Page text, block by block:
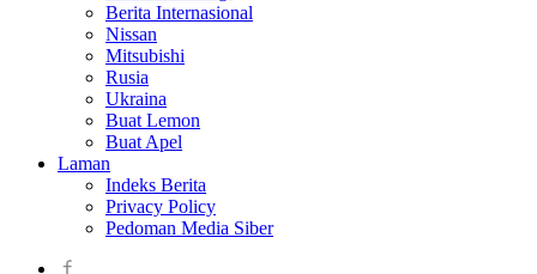
Berita Internasional
Nissan
Mitsubishi
Rusia
Ukraina
Buat Lemon
Buat Apel
Laman
Indeks Berita
Privacy Policy
Pedoman Media Siber